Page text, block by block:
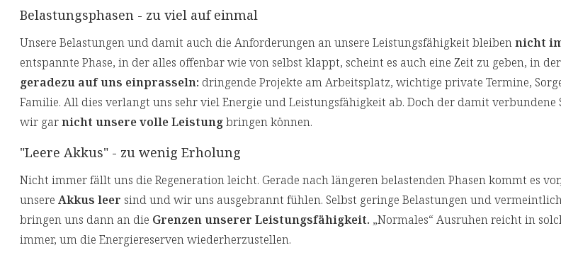
Belastungsphasen - zu viel auf einmal
Unsere Belastungen und damit auch die Anforderungen an unsere Leistungsfähigkeit bleibennicht
entspannte Phase, in der alles offenbar wie von selbst klappt, scheint es auch eine Zeit zu geben, in
geradezu auf uns einprasseln: dringende Projekte am Arbeitsplatz, wichtige private Termine,
Familie. All dies verlangt uns sehr viel Energie und Leistungsfähigkeit ab. Doch der damit verbundene
wir garnicht unsere volle Leistungbringen können.
"Leere Akkus" - zu wenig Erholung
Nicht immer fällt uns die Regeneration leicht. Gerade nach längeren belastenden Phasen kommt es
unsere Akkus leer sind und wir uns ausgebrannt fühlen. Selbst geringe Belastungen und
bringen uns dann an die Grenzen unserer Leistungsfähigkeit. „Normales“ Ausruhen reicht in
immer, um die Energiereserven wiederherzustellen.